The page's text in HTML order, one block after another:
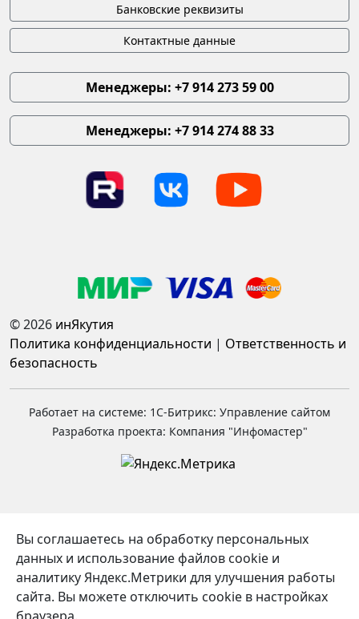
Банковские реквизиты
Контактные данные
Менеджеры: +7 914 273 59 00
Менеджеры: +7 914 274 88 33
© 2026 инЯкутия
Политика конфиденциальности | Ответственность и
безопасность
Работает на системе: 1С-Битрикс: Управление сайтом
Разработка проекта: Компания "Инфомастер"
Вы соглашаетесь на обработку персональных
данных и использование файлов cookie и
аналитику Яндекс.Метрики для улучшения работы
сайта. Вы можете отключить cookie в настройках